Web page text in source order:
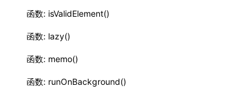
函数: isValidElement()
函数: lazy()
函数: memo()
函数: runOnBackground()